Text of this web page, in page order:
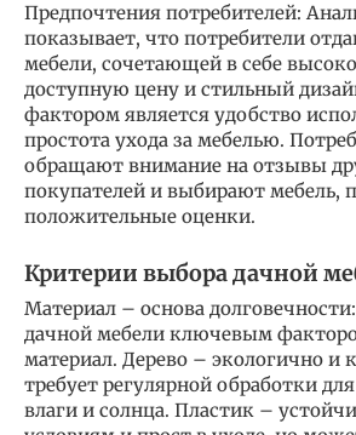
Предпочтения потребителей:
показывает, что потребители
мебели, сочетающей в себе
доступную цену и стильный
фактором является удобство
простота ухода за мебелью.
обращают внимание на отзывы
покупателей и выбирают мебель,
положительные оценки.
Критерии выбора дачной
Материал – основа
дачной мебели ключевым
материал. Дерево – экологично и
требует регулярной обработки
влаги и солнца. Пластик –